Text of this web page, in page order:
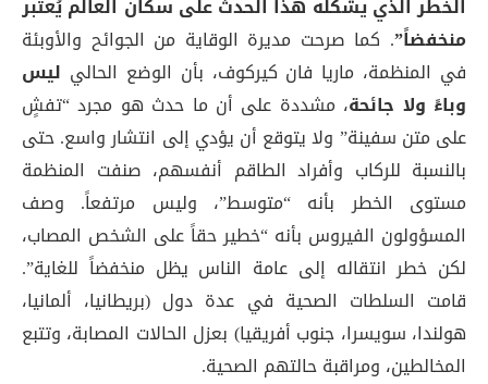
منخفضاً”. كما صرحت مديرة الوقاية من الجوائح والأوبئة
في المنظمة، ماريا فان كيركوف، بأن الوضع الحالي ليس
وباءً ولا جائحة، مشددة على أن ما حدث هو مجرد “تفشٍ
على متن سفينة” ولا يتوقع أن يؤدي إلى انتشار واسع. حتى
بالنسبة للركاب وأفراد الطاقم أنفسهم، صنفت المنظمة
مستوى الخطر بأنه “متوسط”، وليس مرتفعاً. وصف
المسؤولون الفيروس بأنه “خطير حقاً على الشخص المصاب،
لكن خطر انتقاله إلى عامة الناس يظل منخفضاً للغاية”.
قامت السلطات الصحية في عدة دول (بريطانيا، ألمانيا،
هولندا، سويسرا، جنوب أفريقيا) بعزل الحالات المصابة، وتتبع
المخالطين، ومراقبة حالتهم الصحية.